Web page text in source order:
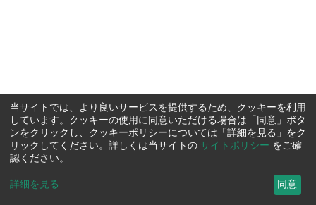
当サイトでは、より良いサービスを提供するため、クッキーを利用
しています。クッキーの使用に同意いただける場合は「同意」ボタ
ンをクリックし、クッキーポリシーについては「詳細を見る」をク
リックしてください。詳しくは当サイトの サイトポリシー をご確
認ください。
詳細を見る ... 同意